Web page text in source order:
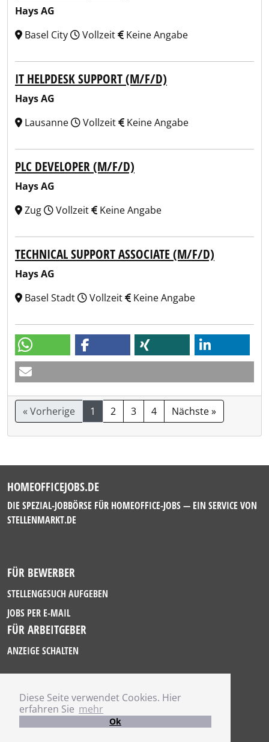
Diese Seite verwendet Cookies. Hier
erfahren Sie mehr
Ok
Hays AG
Basel City
Vollzeit Keine Angabe
IT HELPDESK SUPPORT (M/F/D)
Hays AG
Lausanne
Vollzeit Keine Angabe
PLC DEVELOPER (M/F/D)
Hays AG
Zug
Vollzeit Keine Angabe
TECHNICAL SUPPORT ASSOCIATE (M/F/D)
Hays AG
Basel Stadt
Vollzeit Keine Angabe
« Vorherige 1 2 3 4 Nächste »
HOMEOFFICEJOBS.DE
DIE SPEZIAL-JOBBÖRSE FÜR HOMEOFFICE-JOBS — EIN SERVICE VON
STELLENMARKT.DE
FÜR BEWERBER
STELLENGESUCH AUFGEBEN
JOBS PER E-MAIL
FÜR ARBEITGEBER
ANZEIGE SCHALTEN
IMPRESSUM
DATENSCHUTZ